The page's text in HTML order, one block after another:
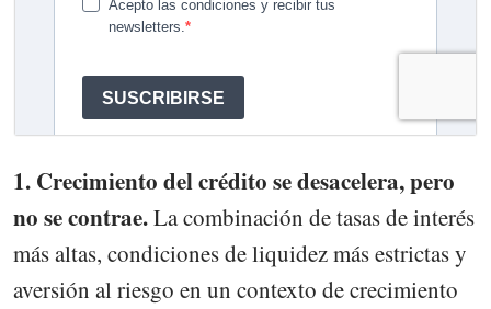
1. Crecimiento del crédito se desacelera, pero
no se contrae.La combinación de tasas de interés
más altas, condiciones de liquidez más estrictas y
aversión al riesgo en un contexto de crecimiento